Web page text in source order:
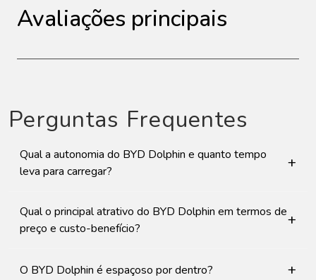
Avaliações principais
Perguntas Frequentes
Qual a autonomia do BYD Dolphin e quanto tempo
leva para carregar?
+
Qual o principal atrativo do BYD Dolphin em termos de
preço e custo-benefício?
+
O BYD Dolphin é espaçoso por dentro? +